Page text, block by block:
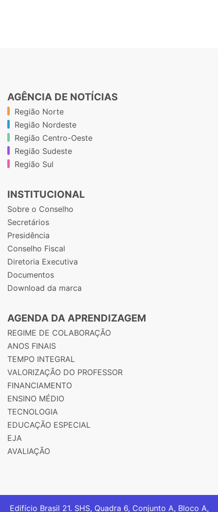
AGÊNCIA DE NOTÍCIAS
Região Norte
Região Nordeste
Região Centro-Oeste
Região Sudeste
Região Sul
INSTITUCIONAL
Sobre o Conselho
Secretários
Presidência
Conselho Fiscal
Diretoria Executiva
Documentos
Download da marca
AGENDA DA APRENDIZAGEM
REGIME DE COLABORAÇÃO
ANOS FINAIS
TEMPO INTEGRAL
VALORIZAÇÃO DO PROFESSOR
FINANCIAMENTO
ENSINO MÉDIO
TECNOLOGIA
EDUCAÇÃO ESPECIAL
EJA
AVALIAÇÃO
Edifício Brasil 21. SHS, Quadra 6, Conjunto A, Bloco A,